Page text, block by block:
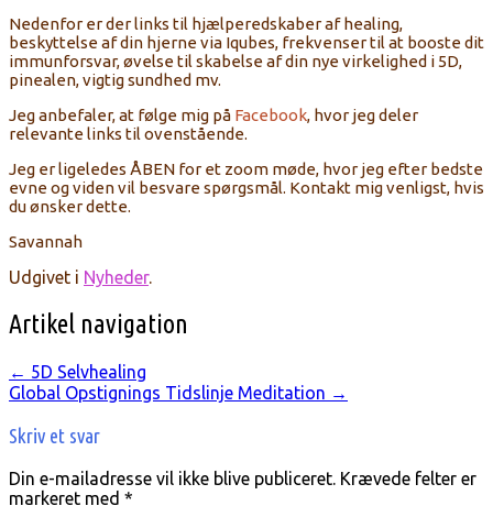
Nedenfor er der links til hjælperedskaber af healing,
beskyttelse af din hjerne via Iqubes, frekvenser til at booste dit
immunforsvar, øvelse til skabelse af din nye virkelighed i 5D,
pinealen, vigtig sundhed mv.
Jeg anbefaler, at følge mig på Facebook, hvor jeg deler
relevante links til ovenstående.
Jeg er ligeledes ÅBEN for et zoom møde, hvor jeg efter bedste
evne og viden vil besvare spørgsmål. Kontakt mig venligst, hvis
du ønsker dette.
Savannah
Udgivet i Nyheder.
Artikel navigation
← 5D Selvhealing
Global Opstignings Tidslinje Meditation →
Skriv et svar
Din e-mailadresse vil ikke blive publiceret. Krævede felter er
markeret med *